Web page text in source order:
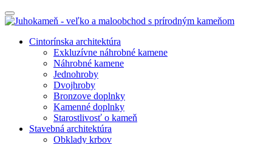
Cintorínska architektúra
Exkluzívne náhrobné kamene
Náhrobné kamene
Jednohroby
Dvojhroby
Bronzove doplnky
Kamenné doplnky
Starostlivosť o kameň
Stavebná architektúra
Obklady krbov